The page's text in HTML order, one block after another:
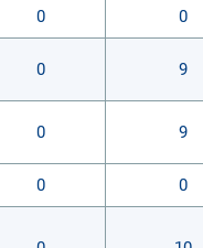
0 0
0 9
0 9
0 0